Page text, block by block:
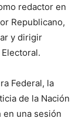
redactor en
Republicano,
y dirigir
Federal, la
de la Nación
en una sesión